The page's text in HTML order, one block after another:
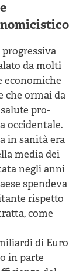
da molti
economiche
che ormai da
pro-
occidentale.
in sanità era
media dei
negli anni
spendeva
rispetto
come
di Euro
in parte